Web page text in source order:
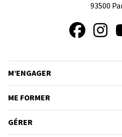
93500
Facebook
M’ENGAGER
ME FORMER
GÉRER